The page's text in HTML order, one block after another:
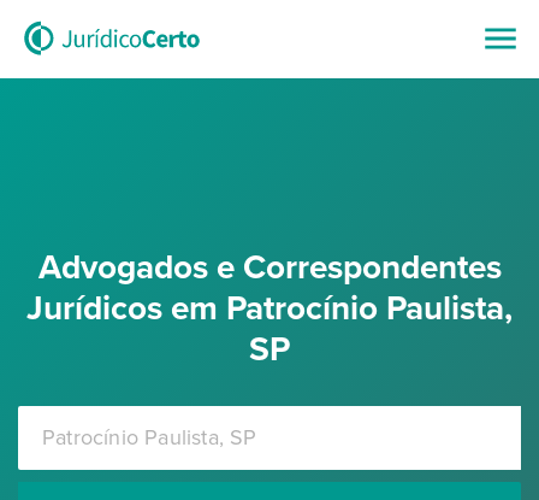
Advogados e Correspondentes
Jurídicos em Patrocínio Paulista,
SP